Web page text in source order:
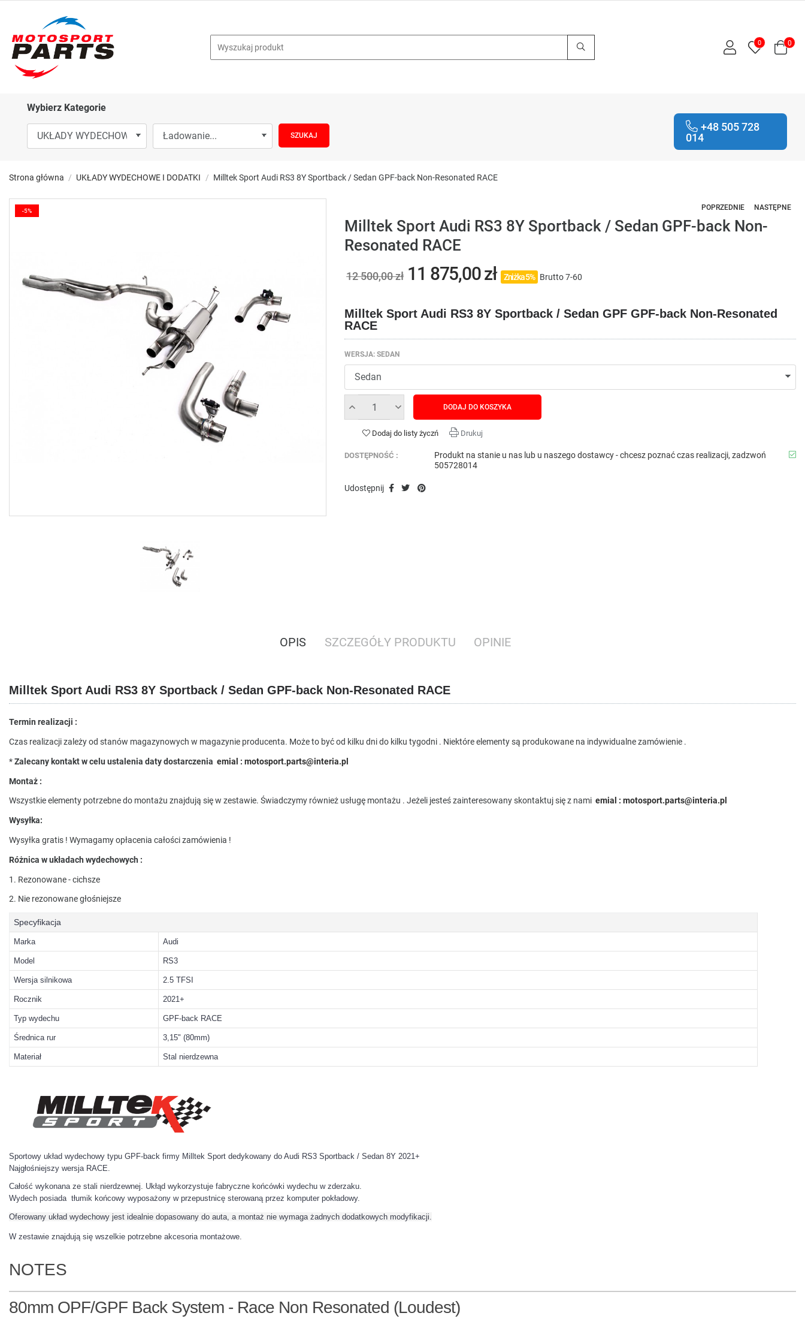
0 0
Wybierz Kategorie
+48 505 728
014
Strona główna UKŁADY WYDECHOWE I DODATKI Milltek Sport Audi RS3 8Y Sportback / Sedan GPF-back Non-Resonated RACE
-5% POPRZEDNIE NASTĘPNE
Milltek Sport Audi RS3 8Y Sportback / Sedan GPF-back Non-
Resonated RACE
12 500,00 zł 11 875,00 zł Zniżka 5% Brutto7-60
Milltek Sport Audi RS3 8Y Sportback / Sedan GPF GPF-back Non-Resonated
RACE
WERSJA: SEDAN
DODAJ DO KOSZYKA
Dodaj do listy życzń Drukuj
DOSTĘPNOŚĆ :
Produkt na stanie u nas lub u naszego dostawcy - chcesz poznać czas realizacji, zadzwoń
505728014
Udostępnij
OPIS SZCZEGÓŁY PRODUKTU OPINIE
Milltek Sport Audi RS3 8Y Sportback / Sedan GPF-back Non-Resonated RACE
Termin realizacji :
Czas realizacji zależy od stanów magazynowych w magazynie producenta. Może to być od kilku dni do kilku tygodni . Niektóre elementy są produkowane na indywidualne zamówienie .
*Zalecany kontakt w celu ustalenia daty dostarczenia emial : motosport.parts@interia.pl
Montaż :
Wszystkie elementy potrzebne do montażu znajdują się w zestawie. Świadczymy również usługę montażu . Jeżeli jesteś zainteresowany skontaktuj się z nami emial : motosport.parts@interia.pl
Wysyłka:
Wysyłka gratis ! Wymagamy opłacenia całości zamówienia !
Różnica w układach wydechowych :
1. Rezonowane - cichsze
2. Nie rezonowane głośniejsze
Specyfikacja
Marka Audi
Model RS3
Wersja silnikowa 2.5 TFSI
Rocznik 2021+
Typ wydechu GPF-back RACE
Średnica rur 3,15" (80mm)
Materiał Stal nierdzewna
Sportowy układ wydechowy typu GPF-back firmy Milltek Sport dedykowany do Audi RS3 Sportback / Sedan 8Y 2021+
Najgłośniejszy wersja RACE.
Całość wykonana ze stali nierdzewnej. Ukłąd wykorzystuje fabryczne końcówki wydechu w zderzaku.
Wydech posiada tłumik końcowy wyposażony w przepustnicę sterowaną przez komputer pokładowy.
Oferowany układ wydechowy jest idealnie dopasowany do auta, a montaż nie wymaga żadnych dodatkowych modyfikacji.
W zestawie znajdują się wszelkie potrzebne akcesoria montażowe.
NOTES
80mm OPF/GPF Back System - Race Non Resonated (Loudest)